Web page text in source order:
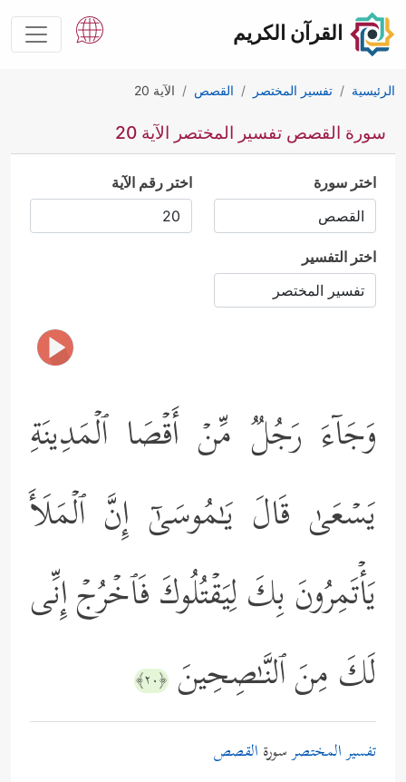
القرآن الكريم
الرئيسية تفسير المختصر القصص الآية 20
سورة القصص تفسير المختصر الآية 20
اختر سورة اختر رقم الآية
اختر التفسير
وَجَاۤءَ رَجُلࣱ مِّنۡ أَقۡصَا ٱلۡمَدِینَةِ
یَسۡعَىٰ قَالَ یَـٰمُوسَىٰۤ إِنَّ ٱلۡمَلَأَ
یَأۡتَمِرُونَ بِكَ لِیَقۡتُلُوكَ فَٱخۡرُجۡ إِنِّی
لَكَ مِنَ ٱلنَّـٰصِحِینَ ﴿٢٠﴾
تفسير المختصرسورة القصص